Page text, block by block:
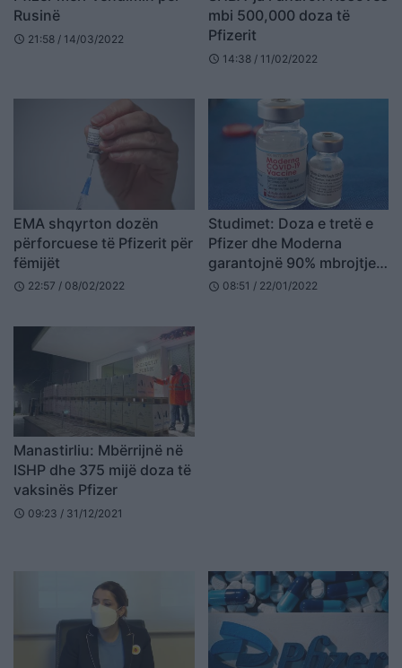
Rusinë
schedule 21:58 / 14/03/2022
mbi 500,000 doza të
Pfizerit
schedule 14:38 / 11/02/2022
EMA shqyrton dozën
përforcuese të Pfizerit për
fëmijët
schedule 22:57 / 08/02/2022
Studimet: Doza e tretë e
Pfizer dhe Moderna
garantojnë 90% mbrojtje
nga Delta dhe Omicron
schedule 08:51 / 22/01/2022
Manastirliu: Mbërrijnë në
ISHP dhe 375 mijë doza të
vaksinës Pfizer
schedule 09:23 / 31/12/2021